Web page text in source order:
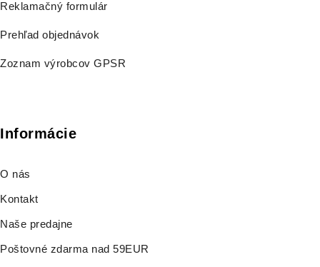
Reklamačný formulár
Prehľad objednávok
Zoznam výrobcov GPSR
Informácie
O nás
Kontakt
Naše predajne
Poštovné zdarma nad 59EUR